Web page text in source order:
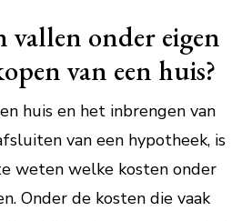
vallen onder eigen
van een huis?
huis en het inbrengen van
van een hypotheek, is
weten welke kosten onder
Onder de kosten die vaak